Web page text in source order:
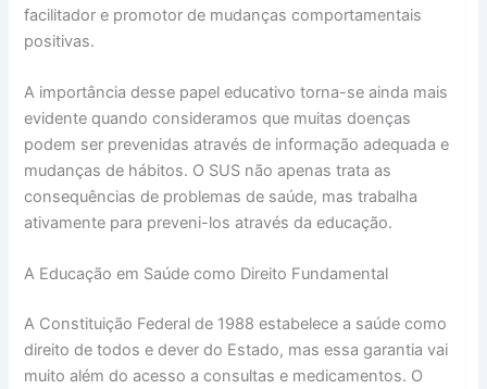
facilitador e promotor de mudanças comportamentais
positivas.
A importância desse papel educativo torna-se ainda mais
evidente quando consideramos que muitas doenças
podem ser prevenidas através de informação adequada e
mudanças de hábitos. O SUS não apenas trata as
consequências de problemas de saúde, mas trabalha
ativamente para preveni-los através da educação.
A Educação em Saúde como Direito Fundamental
A Constituição Federal de 1988 estabelece a saúde como
direito de todos e dever do Estado, mas essa garantia vai
muito além do acesso a consultas e medicamentos. O